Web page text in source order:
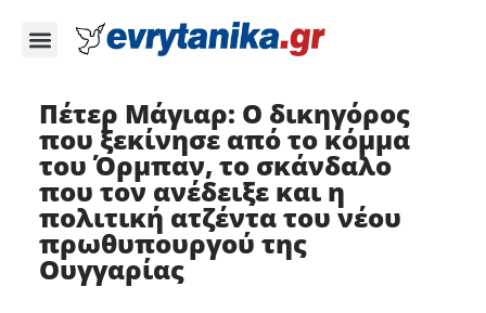
Πέτερ Μάγιαρ: Ο δικηγόρος
που ξεκίνησε από το κόμμα
του Όρμπαν, το σκάνδαλο
που τον ανέδειξε και η
πολιτική ατζέντα του νέου
πρωθυπουργού της
Ουγγαρίας